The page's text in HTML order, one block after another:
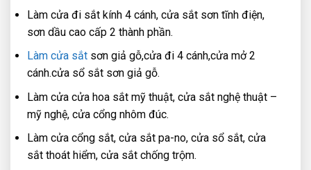
Làm cửa đi sắt kính 4 cánh, cửa sắt sơn tĩnh điện,
sơn dầu cao cấp 2 thành phần.
Làm cửa sắt sơn giả gỗ,cửa đi 4 cánh,cửa mở 2
cánh.cửa sổ sắt sơn giả gỗ.
Làm cửa cửa hoa sắt mỹ thuật, cửa sắt nghệ thuật –
mỹ nghệ, cửa cổng nhôm đúc.
Làm cửa cổng sắt, cửa sắt pa-no, cửa sổ sắt, cửa
sắt thoát hiểm, cửa sắt chống trộm.